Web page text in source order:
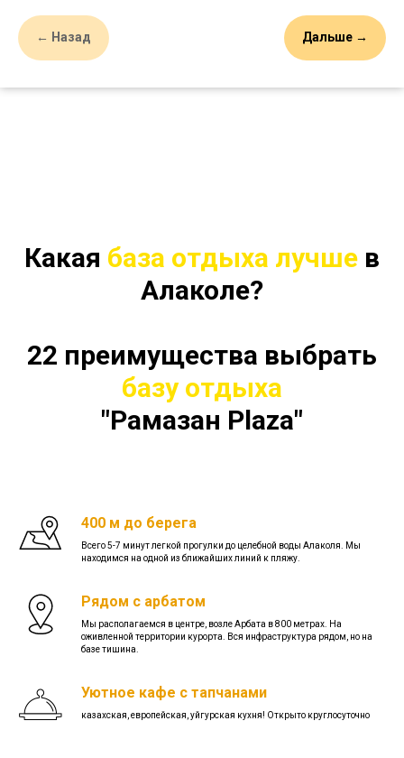
← Назад Дальше →
Какая база отдыха лучше в
Алаколе?
22 преимущества выбрать
базу отдыха
"Рамазан Plaza"
400 м до берега
Всего 5-7 минут легкой прогулки до целебной воды Алаколя. Мы
находимся на одной из ближайших линий к пляжу.
Рядом с арбатом
Мы располагаемся в центре, возле Арбата в 800 метрах. На
оживленной территории курорта. Вся инфраструктура рядом, но на
базе тишина.
Уютное кафе с тапчанами
казахская, европейская, уйгурская кухня! Открыто круглосуточно